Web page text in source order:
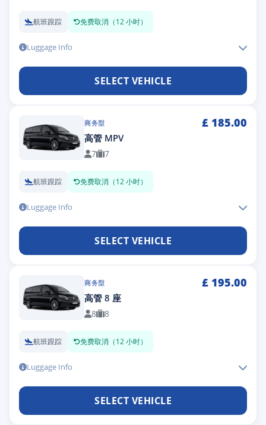
航班跟踪 免费取消（12 小时）
Luggage Info
SELECT VEHICLE
商务型 £ 185.00
高管 MPV
7 7
航班跟踪 免费取消（12 小时）
Luggage Info
SELECT VEHICLE
商务型 £ 195.00
高管 8 座
8 8
航班跟踪 免费取消（12 小时）
Luggage Info
SELECT VEHICLE